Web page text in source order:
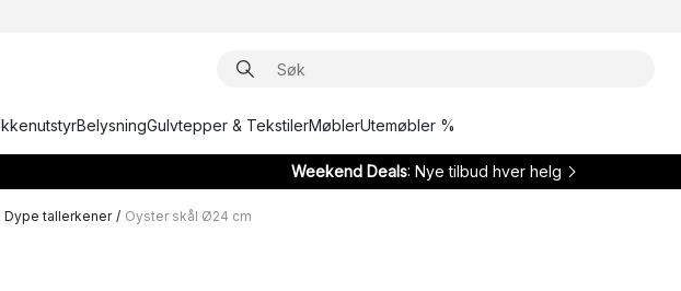
BelysningGulvtepper & TekstilerMøblerUtemøbler %
Weekend Deals: Nye tilbud hver helg
Dype tallerkener / Oyster skål Ø24 cm